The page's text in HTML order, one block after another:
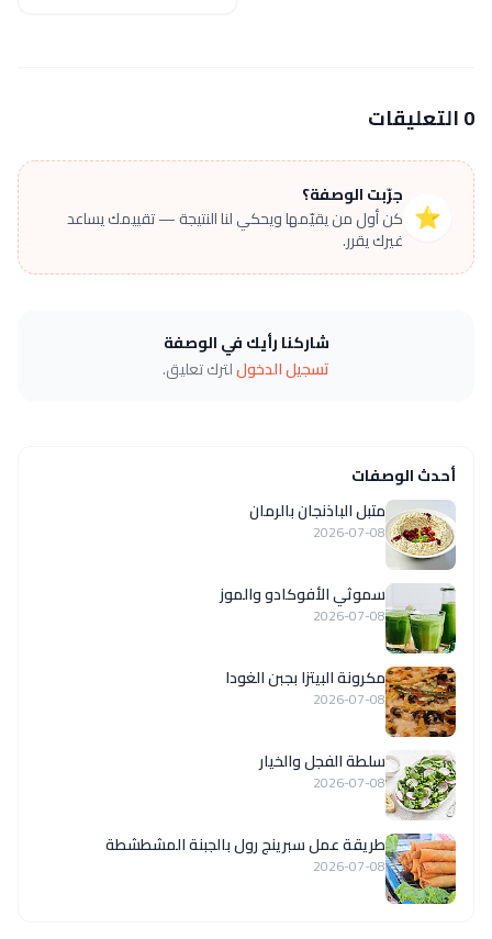
0 التعليقات
⭐
جرّبت الوصفة؟
كن أول من يقيّمها ويحكي لنا النتيجة — تقييمك يساعد
غيرك يقرر.
شاركنا رأيك في الوصفة
تسجيل الدخوللترك تعليق.
أحدث الوصفات
متبل الباذنجان بالرمان
2026-07-08
سموثي الأفوكادو والموز
2026-07-08
مكرونة البيتزا بجبن الغودا
2026-07-08
سلطة الفجل والخيار
2026-07-08
طريقة عمل سبرينج رول بالجبنة المشطشطة
2026-07-08